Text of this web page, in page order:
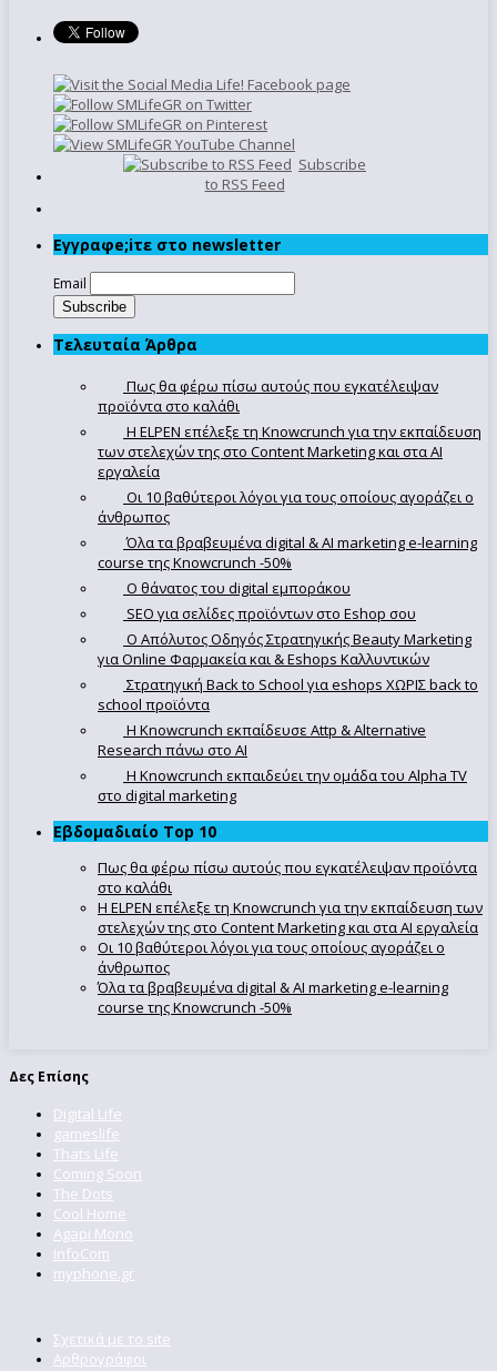
Subscribe
to RSS Feed
Εγγραφe;iτε στο newsletter
Email
Τελευταία Άρθρα
Πως θα φέρω πίσω αυτούς που εγκατέλειψαν
προϊόντα στο καλάθι
Η ELPEN επέλεξε τη Knowcrunch για την εκπαίδευση
των στελεχών της στο Content Marketing και στα AI
εργαλεία
Οι 10 βαθύτεροι λόγοι για τους οποίους αγοράζει ο
άνθρωπος
Όλα τα βραβευμένα digital & AI marketing e-learning
course της Knowcrunch -50%
Ο θάνατος του digital εμποράκου
SEO για σελίδες προϊόντων στο Eshop σου
Ο Απόλυτoς Οδηγός Στρατηγικής Beauty Marketing
για Online Φαρμακεία και & Eshops Καλλυντικών
Στρατηγική Back to School για eshops ΧΩΡΙΣ back to
school προϊόντα
Η Knowcrunch εκπαίδευσε Attp & Alternative
Research πάνω στο ΑΙ
Η Knowcrunch εκπαιδεύει την ομάδα του Alpha TV
στο digital marketing
Εβδομαδιαίο Top 10
Πως θα φέρω πίσω αυτούς που εγκατέλειψαν προϊόντα
στο καλάθι
Η ELPEN επέλεξε τη Knowcrunch για την εκπαίδευση των
στελεχών της στο Content Marketing και στα AI εργαλεία
Οι 10 βαθύτεροι λόγοι για τους οποίους αγοράζει ο
άνθρωπος
Όλα τα βραβευμένα digital & AI marketing e-learning
course της Knowcrunch -50%
Δες Επίσης
Digital Life
gameslife
Thats Life
Coming Soon
The Dots
Cool Home
Agapi Mono
InfoCom
myphone.gr
Σχετικά με το site
Αρθρογράφοι